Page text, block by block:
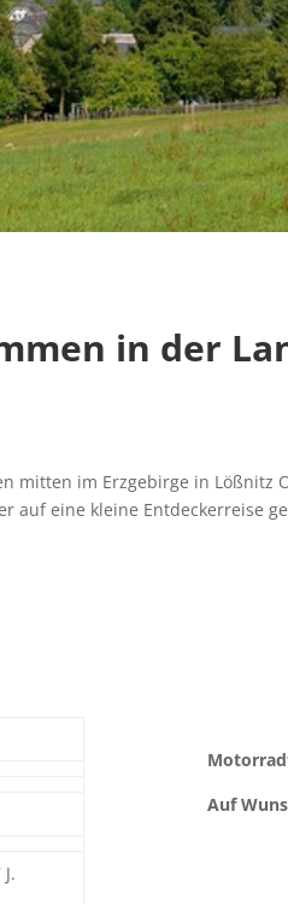
in der
mitten im Erzgebirge in
auf eine kleine Entdeckerreise
Auf